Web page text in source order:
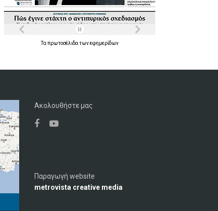
Τα πρωτοσέλιδα τωνεφημερίδων
Ακολουθήστε μας
Παραγωγή website
metrovista creative media